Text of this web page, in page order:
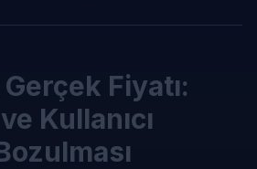
Fiyatı:
Kullanıcı